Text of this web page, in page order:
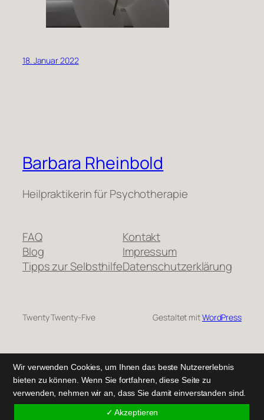
18. Januar 2022
Barbara Rheinbold
Heilpraktikerin für Psychotherapie
FAQ
Blog
Tipps zur Selbsthilfe
Kontakt
Impressum
Datenschutzerklärung
Twenty Twenty-Five Gestaltet mitWordPress
Wir verwenden Cookies, um Ihnen das beste Nutzererlebnis
bieten zu können. Wenn Sie fortfahren, diese Seite zu
verwenden, nehmen wir an, dass Sie damit einverstanden sind.
✓ Akzeptieren